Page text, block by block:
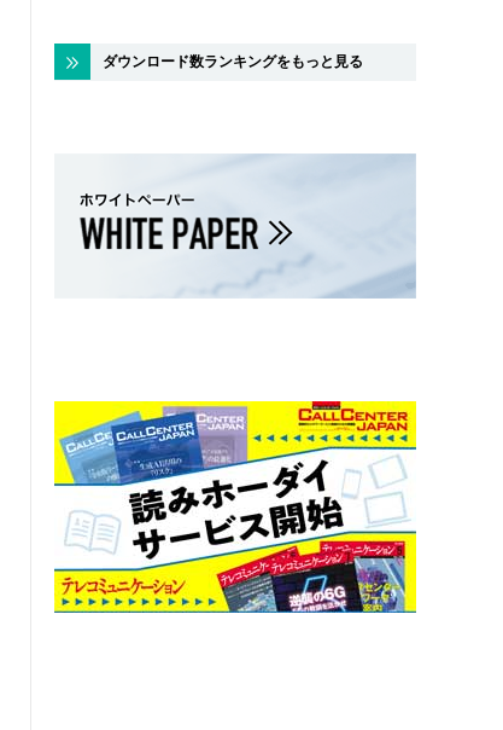
ダウンロード数ランキングをもっと見る